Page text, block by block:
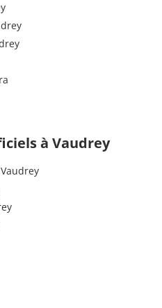
à Vaudrey